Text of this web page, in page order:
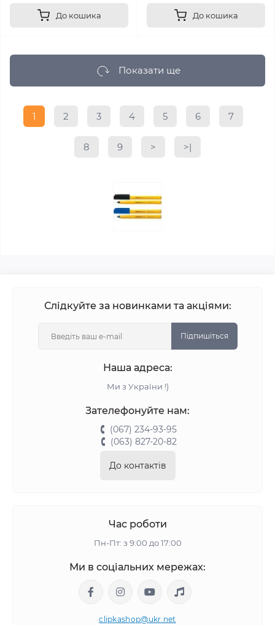
До кошика До кошика
Показати ще
1 2 3 4 5 6 7
8 9 > >|
Слідкуйте за новинками та акціями:
Підпишіться
Наша адреса:
Ми з України !)
Зателефонуйте нам:
(067) 234-93-95
(063) 827-20-82
До контактів
Час роботи
Пн-Пт: з 9:00 до 17:00
Ми в соціальних мережах:
clipkashop@ukr.net